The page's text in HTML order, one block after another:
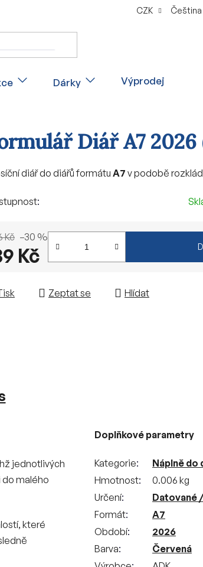
CZK Čeština
Dárky Výprodej
Diář A7 2026
diář do diářů formátu A7 v podobě
Kč –30 %
Kč
Zeptat se Hlídat
jednotlivých
malého
které
Doplňkové parametry
Kategorie
Náplně do
Hmotnost
0.006 kg
Určení
Datované
Formát
A7
Období
2026
Barva
Červená